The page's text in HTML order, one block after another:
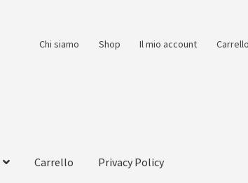
Chi siamo Shop Il mio account Carrello
Carrello Privacy Policy